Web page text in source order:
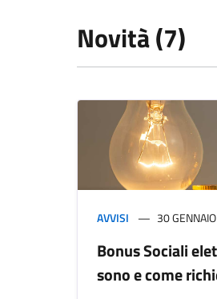
Novità (7)
AVVISI 30
Bonus Sociali
sono e come